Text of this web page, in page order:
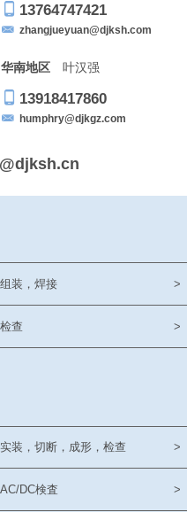
13764747421
zhangjueyuan@djksh.com
华南地区 叶汉强
13918417860
humphry@djkgz.com
>
组装，焊接
>
检查
>
实装，切断，成形，检查
>
AC/DC検査